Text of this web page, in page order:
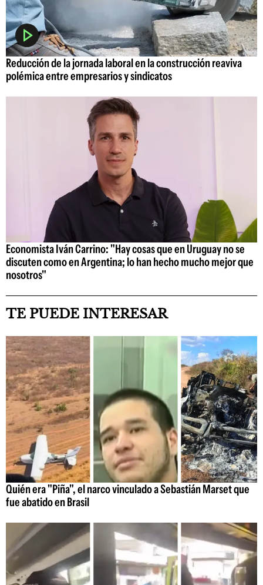
Reducción de la jornada laboral en la construcción reaviva
polémica entre empresarios y sindicatos
Economista Iván Carrino: "Hay cosas que en Uruguay no se
discuten como en Argentina; lo han hecho mucho mejor que
nosotros"
TE PUEDE INTERESAR
Quién era "Piña", el narco vinculado a Sebastián Marset que
fue abatido en Brasil